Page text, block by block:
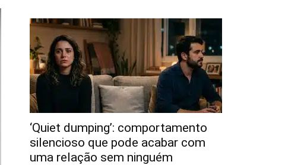
‘Quiet dumping’: comportamento
silencioso que pode acabar com
uma relação sem ninguém